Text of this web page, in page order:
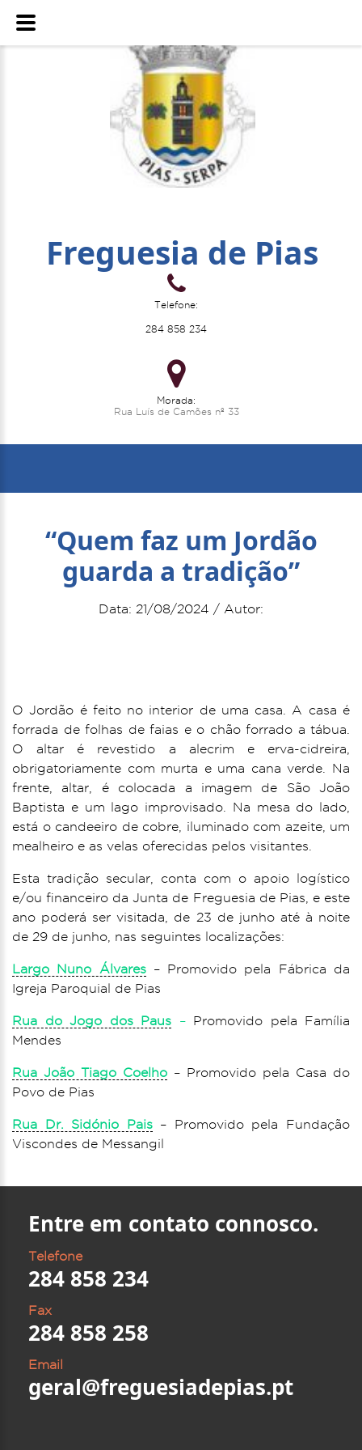
Freguesia de Pias
Telefone:
284 858 234
Morada:
Rua Luís de Camões nº 33
“Quem faz um Jordão
guarda a tradição”
Data: 21/08/2024 / Autor:
O Jordão é feito no interior de uma casa. A casa é
forrada de folhas de faias e o chão forrado a tábua.
O altar é revestido a alecrim e erva-cidreira,
obrigatoriamente com murta e uma cana verde. Na
frente, altar, é colocada a imagem de São João
Baptista e um lago improvisado. Na mesa do lado,
está o candeeiro de cobre, iluminado com azeite, um
mealheiro e as velas oferecidas pelos visitantes.
Esta tradição secular, conta com o apoio logístico
e/ou financeiro da Junta de Freguesia de Pias, e este
ano poderá ser visitada, de 23 de junho até à noite
de 29 de junho, nas seguintes localizações:
Largo Nuno Álvares
– Promovido pela Fábrica da
Igreja Paroquial de Pias
Rua do Jogo dos Paus –Promovido pela Família
Mendes
Rua João Tiago Coelho – Promovido pela Casa do
Povo de Pias
Rua Dr. Sidónio Pais
– Promovido pela Fundação
Viscondes de Messangil
Entre em contato connosco.
Telefone
284 858 234
Fax
284 858 258
Email
geral@freguesiadepias.pt